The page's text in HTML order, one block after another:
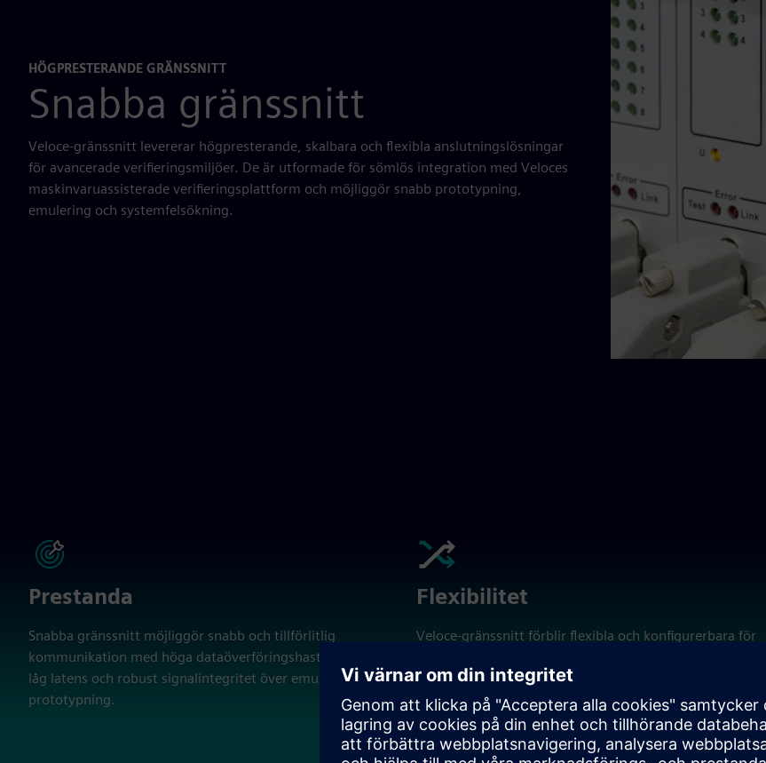
HÖGPRESTERANDE GRÄNSSNITT
Snabba gränssnitt
Veloce-gränssnitt levererar högpresterande, skalbara och flexibla anslutningslösningar
för avancerade verifieringsmiljöer. De är utformade för sömlös integration med Veloces
maskinvaruassisterade verifieringsplattform och möjliggör snabb prototypning,
emulering och systemfelsökning.
Prestanda
Snabba gränssnitt möjliggör snabb och tillförlitlig
kommunikation med höga dataöverföringshastigheter,
låg latens och robust signalintegritet över emulering och
prototypning.
Flexibilitet
Veloce-gränssnitt förblir flexibla och konfigurerbara för